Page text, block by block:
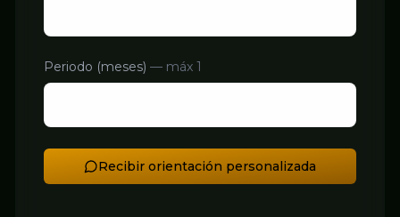
Periodo (meses) — máx 1
Recibir orientación personalizada